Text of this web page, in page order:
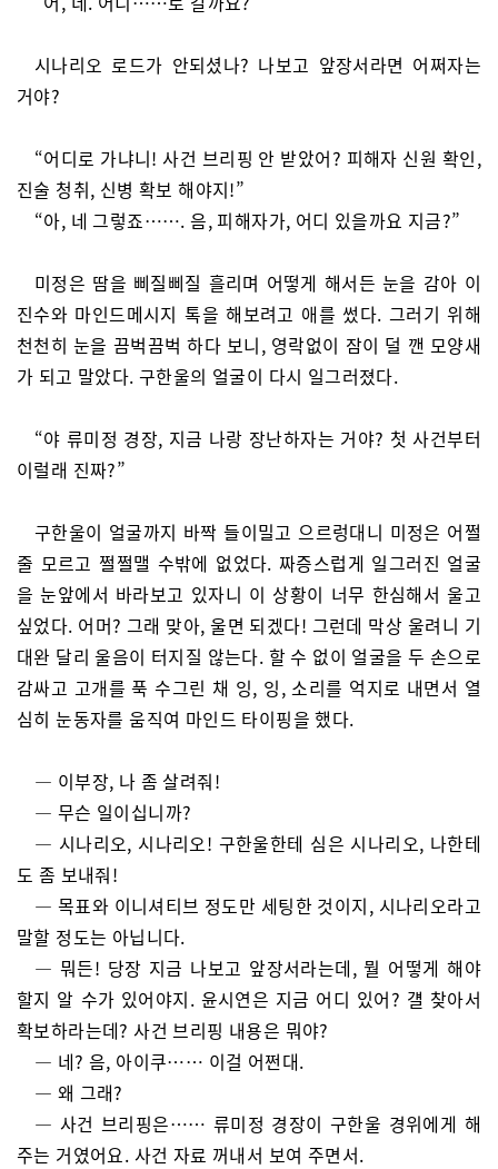
시나리오 로드가 안되셨나? 나보고 앞장서라면 어쩌자는
거야?
“어디로 가냐니! 사건 브리핑 안 받았어? 피해자 신원 확인,
진술 청취, 신병 확보 해야지!”
“아, 네 그렇죠……. 음, 피해자가, 어디 있을까요 지금?”
미정은 땀을 삐질삐질 흘리며 어떻게 해서든 눈을 감아 이
진수와 마인드메시지 톡을 해보려고 애를 썼다. 그러기 위해
천천히 눈을 끔벅끔벅 하다 보니, 영락없이 잠이 덜 깬 모양새
가 되고 말았다. 구한울의 얼굴이 다시 일그러졌다.
“야 류미정 경장, 지금 나랑 장난하자는 거야? 첫 사건부터
이럴래 진짜?”
구한울이 얼굴까지 바짝 들이밀고 으르렁대니 미정은 어쩔
줄 모르고 쩔쩔맬 수밖에 없었다. 짜증스럽게 일그러진 얼굴
을 눈앞에서 바라보고 있자니 이 상황이 너무 한심해서 울고
싶었다. 어머? 그래 맞아, 울면 되겠다! 그런데 막상 울려니 기
대완 달리 울음이 터지질 않는다. 할 수 없이 얼굴을 두 손으로
감싸고 고개를 푹 수그린 채 잉, 잉, 소리를 억지로 내면서 열
심히 눈동자를 움직여 마인드 타이핑을 했다.
— 이부장, 나 좀 살려줘!
— 무슨 일이십니까?
— 시나리오, 시나리오! 구한울한테 심은 시나리오, 나한테
도 좀 보내줘!
— 목표와 이니셔티브 정도만 세팅한 것이지, 시나리오라고
말할 정도는 아닙니다.
— 뭐든! 당장 지금 나보고 앞장서라는데, 뭘 어떻게 해야
할지 알 수가 있어야지. 윤시연은 지금 어디 있어? 걜 찾아서
확보하라는데? 사건 브리핑 내용은 뭐야?
— 네? 음, 아이쿠…… 이걸 어쩐대.
— 왜 그래?
— 사건 브리핑은…… 류미정 경장이 구한울 경위에게 해
주는 거였어요. 사건 자료 꺼내서 보여 주면서.